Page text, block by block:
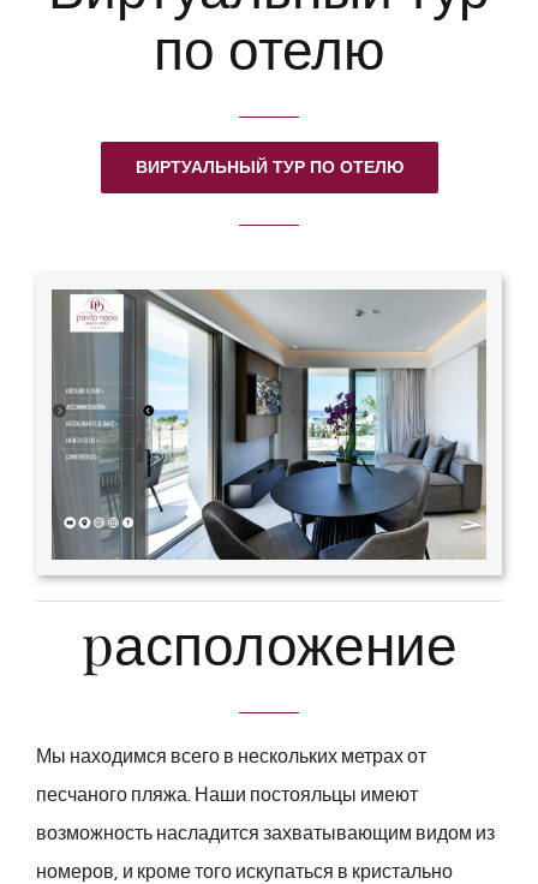
по отелю
ВИРТУАЛЬНЫЙ ТУР ПО ОТЕЛЮ
pасположение
Мы находимся всего в нескольких метрах от
песчаного пляжа. Наши постояльцы имеют
возможность насладится захватывающим видом из
номеров, и кроме того искупаться в кристально